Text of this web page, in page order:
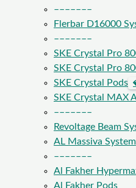
–––––––
Flerbar D16000
–––––––
SKE Crystal Pro
SKE Crystal Pro
SKE Crystal Pods
SKE Crystal MAX
–––––––
Revoltage Beam
AL Massiva System
–––––––
Al Fakher
Al Fakher Pods